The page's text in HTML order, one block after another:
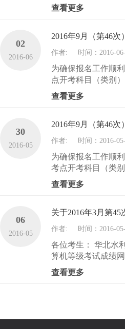
查看更多
02
2016-06
2016年9月（第46
作者: 时间：2016-
为确保报名工作顺
点开考科目（类别
查看更多
30
2016-05
2016年9月（第46
作者: 时间：2016-
为确保报名工作顺
考点开考科目（类
查看更多
06
2016-05
关于2016年3月第
作者: 时间：2016-
各位考生： 华北水
算机等级考试成绩
查看更多